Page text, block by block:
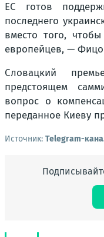
ЕС готов
последнего
вместо того,
европейцев, — Фицо
Словацкий
предстоящем
вопрос о
переданное Киеву
Источник: Telegram-